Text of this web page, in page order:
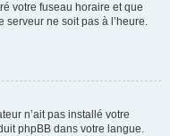
votre fuseau horaire et que
serveur ne soit pas à l’heure.
n’ait pas installé votre
phpBB dans votre langue.